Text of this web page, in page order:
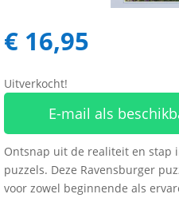
€ 16,95
Uitverkocht!
E-mail als
Ontsnap uit de realiteit en stap
puzzels. Deze Ravensburger
voor zowel beginnende als